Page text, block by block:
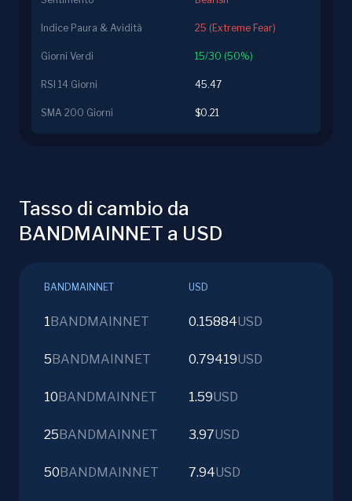
Indice Paura & Avidità 25 (Extreme Fear)
Giorni Verdi 15/30 (50%)
RSI 14 Giorni 45.47
SMA 200 Giorni $0.21
Tasso di cambio da
BANDMAINNET a USD
BANDMAINNET USD
1 BANDMAINNET 0.15884USD
5 BANDMAINNET 0.79419USD
10 BANDMAINNET 1.59USD
25 BANDMAINNET 3.97USD
50 BANDMAINNET 7.94USD